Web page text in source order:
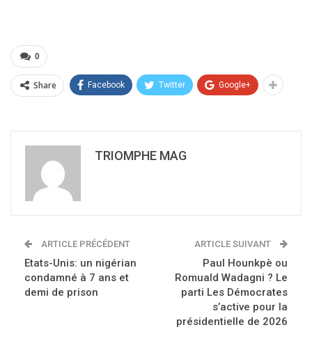
0
Share Facebook Twitter Google+
TRIOMPHE MAG
ARTICLE PRÉCÉDENT
Etats-Unis: un nigérian
condamné à 7 ans et
demi de prison
ARTICLE SUIVANT
Paul Hounkpè ou
Romuald Wadagni ? Le
parti Les Démocrates
s’active pour la
présidentielle de 2026